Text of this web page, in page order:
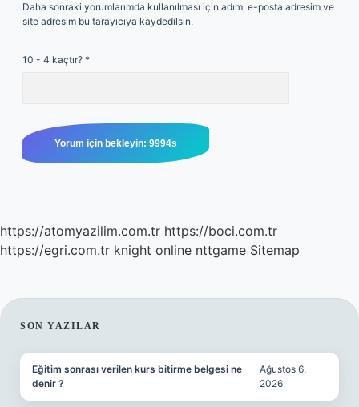
Daha sonraki yorumlarımda kullanılması için adım, e-posta adresim ve
site adresim bu tarayıcıya kaydedilsin.
10 - 4 kaçtır? *
https://atomyazilim.com.tr https://boci.com.tr
https://egri.com.tr knight online nttgame Sitemap
SIDEBAR
SON YAZILAR
Eğitim sonrası verilen kurs bitirme belgesi ne
denir ?
Ağustos 6,
2026